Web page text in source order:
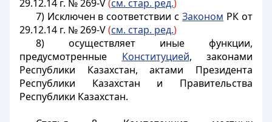
29.12.14 г. № 269-V(см. стар. ред.)
7) Исключен в соответствии сЗаконом РК от
29.12.14 г. № 269-V(см. стар. ред.)
8) осуществляет иные функции,
предусмотренные Конституцией, законами
Республики Казахстан, актами Президента
Республики Казахстан и Правительства
Республики Казахстан.